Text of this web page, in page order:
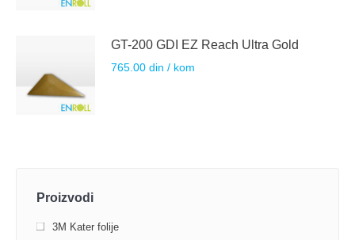
GT-200 GDI EZ Reach Ultra Gold
765.00 din / kom
Proizvodi
3M Kater folije